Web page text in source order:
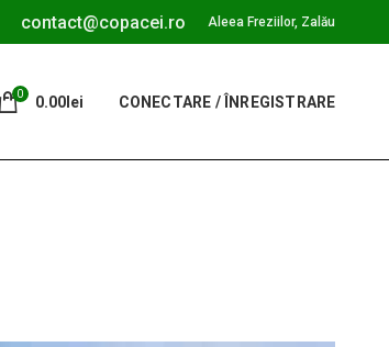
contact@copacei.ro Aleea Freziilor, Zalău
0 0.00lei CONECTARE / ÎNREGISTRARE